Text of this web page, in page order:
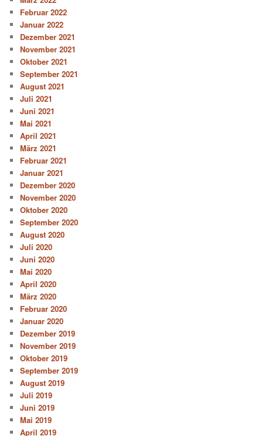
Februar 2022
Januar 2022
Dezember 2021
November 2021
Oktober 2021
September 2021
August 2021
Juli 2021
Juni 2021
Mai 2021
April 2021
März 2021
Februar 2021
Januar 2021
Dezember 2020
November 2020
Oktober 2020
September 2020
August 2020
Juli 2020
Juni 2020
Mai 2020
April 2020
März 2020
Februar 2020
Januar 2020
Dezember 2019
November 2019
Oktober 2019
September 2019
August 2019
Juli 2019
Juni 2019
Mai 2019
April 2019